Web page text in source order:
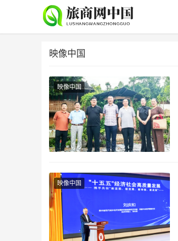
映像中国
映像中国
映像中国